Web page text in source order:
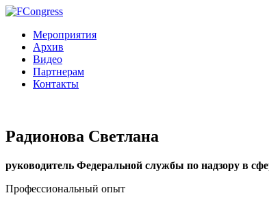
Мероприятия
Архив
Видео
Партнерам
Контакты
Радионова Светлана
руководитель Федеральной службы по надзору в
Профессиональный опыт